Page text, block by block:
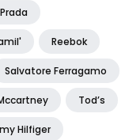
Prada
Reebok
Salvatore Ferragamo
Tod’s
Hilfiger